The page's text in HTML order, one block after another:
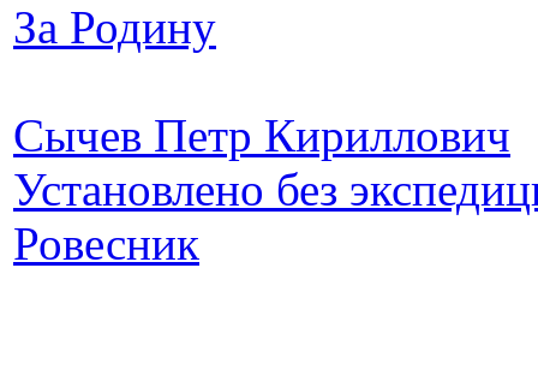
За Родину
Сычев Петр Кириллович
Установлено без
Ровесник